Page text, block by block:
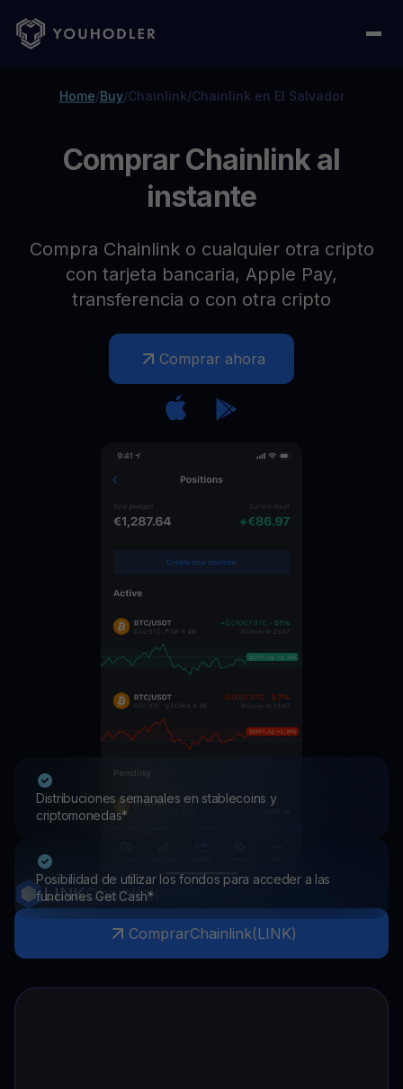
Home/Buy/Chainlink/Chainlink en El Salvador
Comprar Chainlink al
instante
Compra Chainlink o cualquier otra cripto
con tarjeta bancaria, Apple Pay,
transferencia o con otra cripto
Comprar ahora
Distribuciones semanales en stablecoins y
criptomonedas*
Posibilidad de utilizar los fondos para acceder a las
funciones Get Cash*
LINKChainlink
ComprarChainlink(LINK)